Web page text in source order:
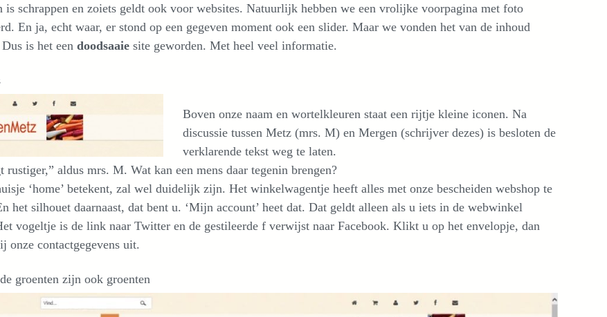
is schrappen en zoiets geldt ook voor websites. Natuurlijk hebben we een vrolijke voorpagina met foto
En ja, echt waar, er stond op een gegeven moment ook een slider. Maar we vonden het van de inhoud
is het een doodsaaie site geworden. Met heel veel informatie.
Boven onze naam en wortelkleuren staat een rijtje kleine iconen. Na
discussie tussen Metz (mrs. M) en Mergen (schrijver dezes) is besloten de
verklarende tekst weg te laten.
rustiger,” aldus mrs. M. Wat kan een mens daar tegenin brengen?
‘home’ betekent, zal wel duidelijk zijn. Het winkelwagentje heeft alles met onze bescheiden webshop te
het silhouet daarnaast, dat bent u. ‘Mijn account’ heet dat. Dat geldt alleen als u iets in de webwinkel
vogeltje is de link naar Twitter en de gestileerde f verwijst naar Facebook. Klikt u op het envelopje, dan
onze contactgegevens uit.
groenten zijn ook groenten